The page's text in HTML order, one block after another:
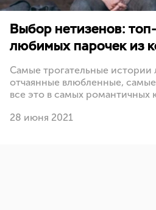
Выбор нетизенов:
любимых парочек из
Самые трогательные
отчаянные влюбленные,
все это в самых романтичных
28 июня 2021